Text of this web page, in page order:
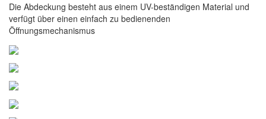
Die Abdeckung besteht aus einem UV-beständigen Material und
verfügt über einen einfach zu bedienenden
Öffnungsmechanismus